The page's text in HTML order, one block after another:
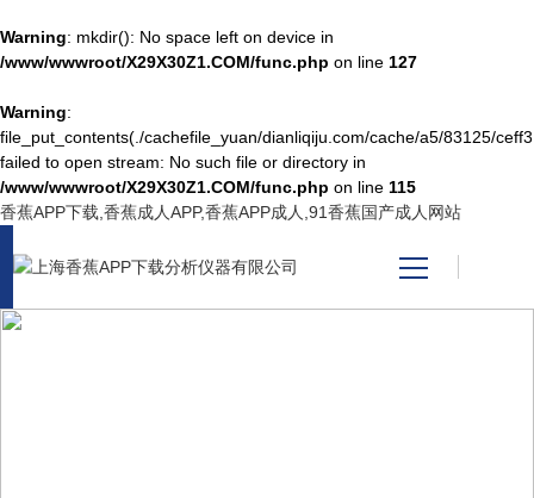
Warning: mkdir(): No space left on device in
/www/wwwroot/X29X30Z1.COM/func.php on line 127
Warning:
file_put_contents(./cachefile_yuan/dianliqiju.com/cache/a5/83125/
failed to open stream: No such file or directory in
/www/wwwroot/X29X30Z1.COM/func.php on line 115
香蕉APP下载,香蕉成人APP,香蕉APP成人,91香蕉国产成人网站
产品中心
关于香蕉APP下载